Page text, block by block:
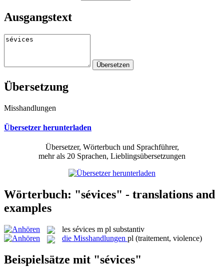
Ausgangstext
Übersetzung
Misshandlungen
Übersetzer herunterladen
Übersetzer, Wörterbuch und Sprachführer,
mehr als 20 Sprachen, Lieblingsübersetzungen
Wörterbuch: "sévices" - translations and
examples
les sévices m pl substantiv
die Misshandlungen pl (traitement, violence)
Beispielsätze mit "sévices"